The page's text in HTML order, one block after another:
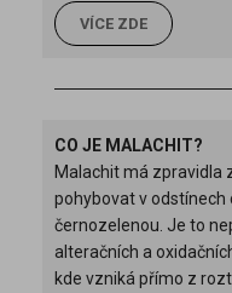
VÍCE ZDE
CO JE MALACHIT?
Malachit má zpravidla
pohybovat v odstínech
černozelenou. Je to
alteračních a
kde vzniká přímo z